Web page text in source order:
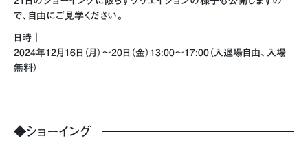
で、自由にご見学ください。
日時｜
2024年12月16日（月）～20日（金）13:00～17:00（入退場自由、入場
無料）
◆ショーイング